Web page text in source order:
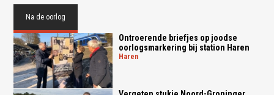
Na de oorlog
Ontroerende briefjes op joodse
oorlogsmarkering bij station Haren
haren